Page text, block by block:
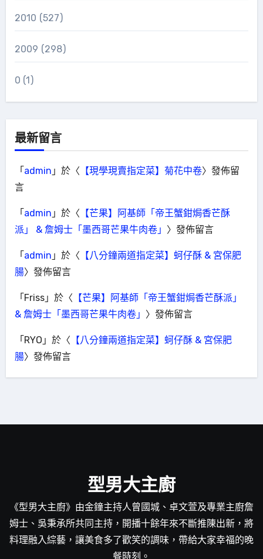
2010 (527)
2009 (298)
0 (1)
最新留言
「admin 」於〈 【現學現賣指定菜】菊花中卷〉發佈留
言
「admin 」於〈 【芒果】阿基師「帝王蟹鉗焗香芒酥
派」 & 詹姆士「墨西哥芒果牛肉卷」 〉發佈留言
「admin 」於〈 【八分鐘兩道指定菜】蚵仔酥 & 宮保肥
腸〉發佈留言
「Friss」於〈 【芒果】阿基師「帝王蟹鉗焗香芒酥派」
& 詹姆士「墨西哥芒果牛肉卷」 〉發佈留言
「RYO 」於〈 【八分鐘兩道指定菜】蚵仔酥 & 宮保肥
腸〉發佈留言
型男大主廚
《型男大主廚》由金鐘主持人曾國城、卓文萱及專業主廚詹
姆士、吳秉承所共同主持，開播十餘年來不斷推陳出新，將
料理融入綜藝，讓美食多了歡笑的調味，帶給大家幸福的晚
餐時刻。